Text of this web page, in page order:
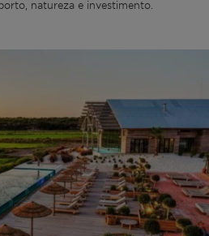
natureza e investimento.